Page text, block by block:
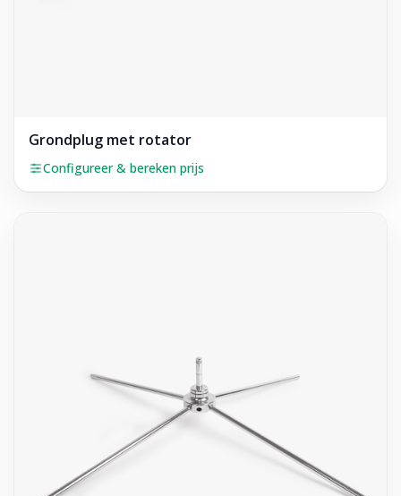
Grondplug met rotator
Configureer & bereken prijs